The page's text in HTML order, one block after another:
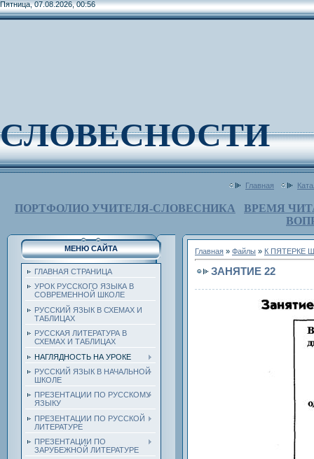
Пятница, 07.08.2026, 00:56
СЛОВЕСНОСТИ
Главная
ПОРТФОЛИО УЧИТЕЛЯ-СЛОВЕСНИКА
ВРЕМЯ
МЕНЮ САЙТА
ГЛАВНАЯ СТРАНИЦА
УРОК РУССКОГО ЯЗЫКА В
СОВРЕМЕННОЙ ШКОЛЕ
РУССКИЙ ЯЗЫК В СХЕМАХ И
ТАБЛИЦАХ
РУССКАЯ ЛИТЕРАТУРА В
СХЕМАХ И ТАБЛИЦАХ
НАГЛЯДНОСТЬ НА УРОКЕ
РУССКИЙ ЯЗЫК В НАЧАЛЬНОЙ
ШКОЛЕ
ПРЕЗЕНТАЦИИ ПО РУССКОМУ
ЯЗЫКУ
ПРЕЗЕНТАЦИИ ПО РУССКОЙ
ЛИТЕРАТУРЕ
ПРЕЗЕНТАЦИИ ПО
ЗАРУБЕЖНОЙ ЛИТЕРАТУРЕ
Главная » Файлы » К ПЯТЕРКЕ
ЗАНЯТИЕ 22